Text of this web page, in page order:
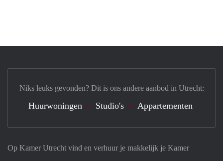
Op Kamer Utrecht vind en verhuur je makkelijk je Kamer
Niks leuks gevonden? Dit is ons andere aanbod in Utrecht:
Huurwoningen Studio's Appartementen